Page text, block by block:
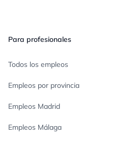
Para profesionales
Todos los empleos
Empleos por provincia
Empleos Madrid
Empleos Málaga